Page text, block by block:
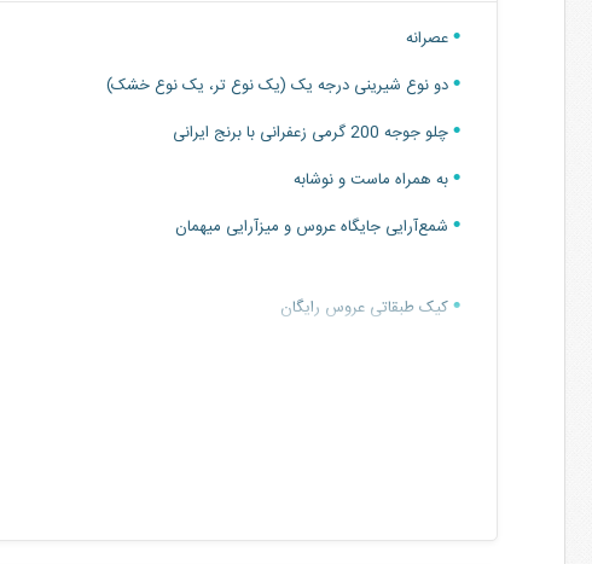
عصرانه
دو نوع شیرینی درجه یک (یک نوع تر، یک نوع خشک)
چلو جوجه 200 گرمی زعفرانی با برنج ایرانی
به همراه ماست و نوشابه
شمع‌آرایی جایگاه عروس و میزآرایی میهمان
کیک طبقاتی عروس رایگان